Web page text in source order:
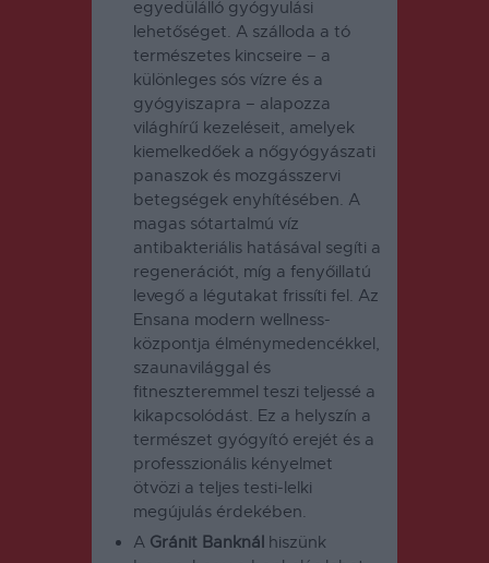
egyedülálló gyógyulási
lehetőséget. A szálloda a tó
természetes kincseire – a
különleges sós vízre és a
gyógyiszapra – alapozza
világhírű kezeléseit, amelyek
kiemelkedőek a nőgyógyászati
panaszok és mozgásszervi
betegségek enyhítésében. A
magas sótartalmú víz
antibakteriális hatásával segíti a
regenerációt, míg a fenyőillatú
levegő a légutakat frissíti fel. Az
Ensana modern wellness-
központja élménymedencékkel,
szaunavilággal és
fitneszteremmel teszi teljessé a
kikapcsolódást. Ez a helyszín a
természet gyógyító erejét és a
professzionális kényelmet
ötvözi a teljes testi-lelki
megújulás érdekében.
A Gránit Banknál hiszünk